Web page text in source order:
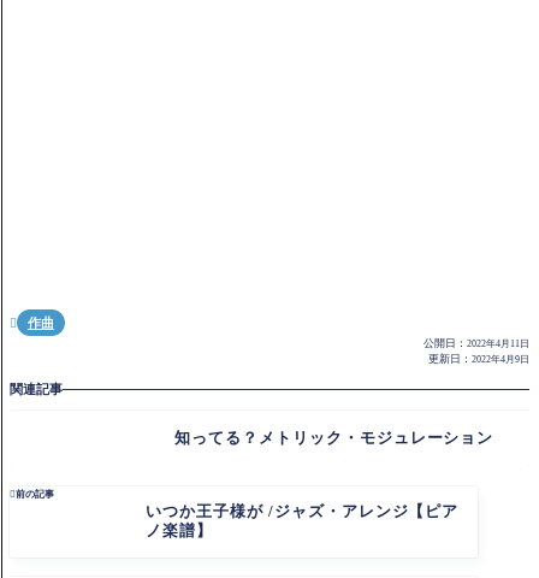
 作曲
公開日： 2022年4月11日
更新日： 2022年4月9日
関連記事
知ってる？メトリック・モジュレーション
前の記事
いつか王子様が /ジャズ・アレンジ【ピア
ノ楽譜】